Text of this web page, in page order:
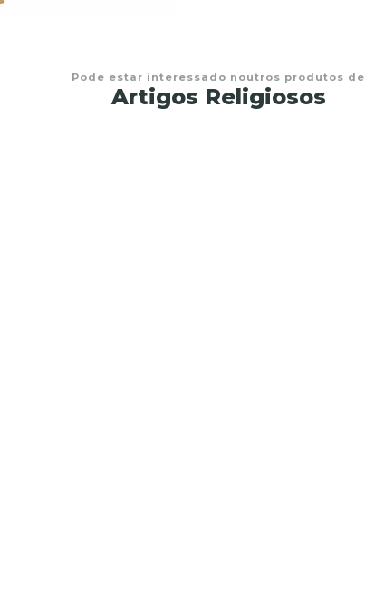
Pode estar interessado noutros produtos de
Artigos Religiosos